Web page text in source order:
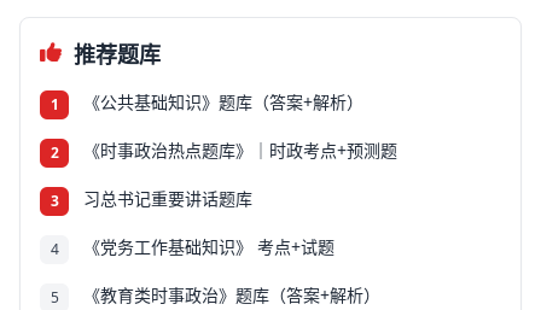
推荐题库
1 《公共基础知识》题库（答案+解析）
2 《时事政治热点题库》｜时政考点+预测题
3 习总书记重要讲话题库
4 《党务工作基础知识》 考点+试题
5 《教育类时事政治》题库（答案+解析）